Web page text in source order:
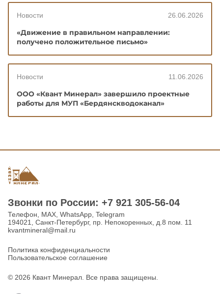
Новости 26.06.2026
«Движение в правильном направлении:
получено положительное письмо»
Новости 11.06.2026
ООО «Квант Минерал» завершило проектные
работы для МУП «Бердянскводоканал»
Звонки по Роcсии: +7 921 305-56-04
Телефон, MAX, WhatsApp, Telegram
194021, Санкт-Петербург, пр. Непокоренных, д.8 пом. 11
kvantmineral@mail.ru
Политика конфиденциальности
Пользовательское соглашение
© 2026 Квант Минерал. Все права защищены.